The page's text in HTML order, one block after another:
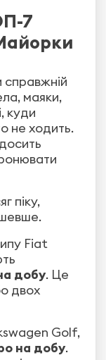
7
справжній
маяки,
куди
не ходить.
піку,
Fiat
добу. Це
двох
Golf,
на добу.